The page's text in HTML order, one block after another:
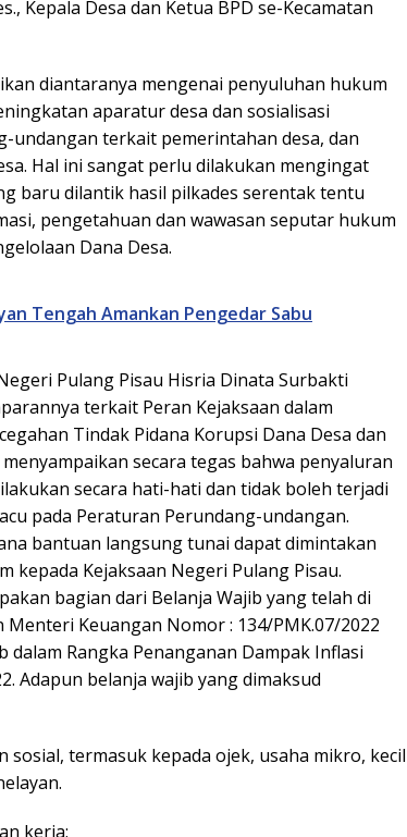
Kepala Desa dan Ketua BPD se-Kecamatan
diantaranya mengenai penyuluhan hukum
aparatur desa dan sosialisasi
undangan terkait pemerintahan desa, dan
Hal ini sangat perlu dilakukan mengingat
baru dilantik hasil pilkades serentak tentu
pengetahuan dan wawasan seputar hukum
Dana Desa.
Tengah Amankan Pengedar Sabu
Pulang Pisau Hisria Dinata Surbakti
terkait Peran Kejaksaan dalam
Tindak Pidana Korupsi Dana Desa dan
secara tegas bahwa penyaluran
secara hati-hati dan tidak boleh terjadi
pada Peraturan Perundang-undangan.
bantuan langsung tunai dapat dimintakan
kepada Kejaksaan Negeri Pulang Pisau.
bagian dari Belanja Wajib yang telah di
Keuangan Nomor : 134/PMK.07/2022
dalam Rangka Penanganan Dampak Inflasi
Adapun belanja wajib yang dimaksud
sosial, termasuk kepada ojek, usaha mikro, kecil
kerja;